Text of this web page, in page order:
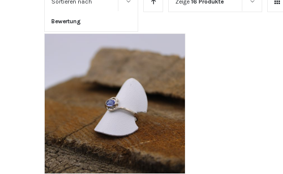
Sortieren nach
Bewertung
Zeige 16 Produkte